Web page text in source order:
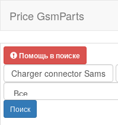
Price GsmParts
Помощь в поиске
Поиск